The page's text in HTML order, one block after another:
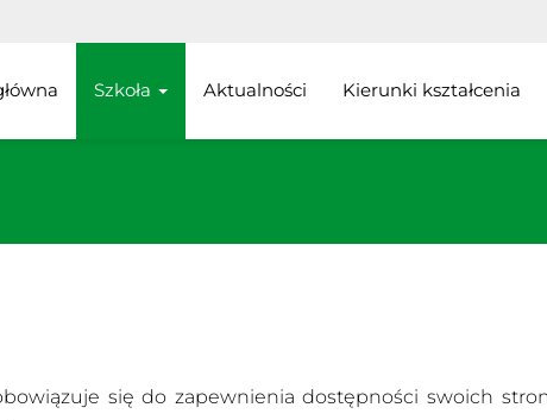
Szkoła Aktualności Kierunki kształcenia
się do zapewnienia dostępności swoich